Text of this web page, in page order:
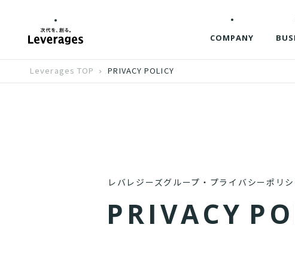
COMPANY
Leverages TOP PRIVACY POLICY
レバレジーズグループ・プライバシーポリ
P RIVACY PO